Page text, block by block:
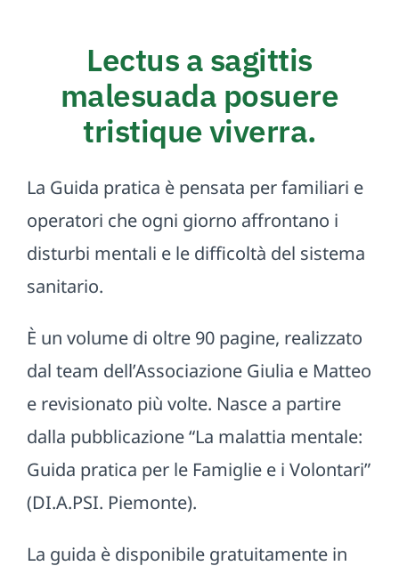
Lectus a sagittis
malesuada posuere
tristique viverra.
La Guida pratica è pensata per familiari e
operatori che ogni giorno affrontano i
disturbi mentali e le difficoltà del sistema
sanitario.
È un volume di oltre 90 pagine, realizzato
dal team dell’Associazione Giulia e Matteo
e revisionato più volte. Nasce a partire
dalla pubblicazione “La malattia mentale:
Guida pratica per le Famiglie e i Volontari”
(DI.A.PSI. Piemonte).
La guida è disponibile gratuitamente in